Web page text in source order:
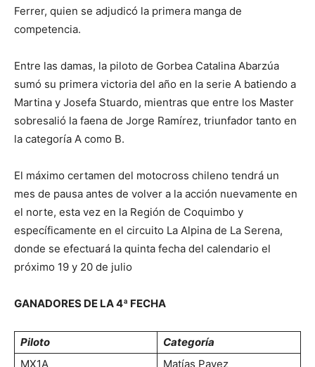
Ferrer, quien se adjudicó la primera manga de
competencia.
Entre las damas, la piloto de Gorbea Catalina Abarzúa
sumó su primera victoria del año en la serie A batiendo a
Martina y Josefa Stuardo, mientras que entre los Master
sobresalió la faena de Jorge Ramírez, triunfador tanto en
la categoría A como B.
El máximo certamen del motocross chileno tendrá un
mes de pausa antes de volver a la acción nuevamente en
el norte, esta vez en la Región de Coquimbo y
específicamente en el circuito La Alpina de La Serena,
donde se efectuará la quinta fecha del calendario el
próximo 19 y 20 de julio
GANADORES DE LA 4ª FECHA
Piloto
Categoría
MX1A
Matías Pavez